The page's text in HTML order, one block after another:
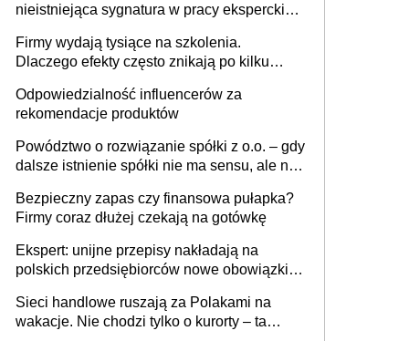
nieistniejąca sygnatura w pracy eksperckiej -
firmie
Firmy wydają tysiące na szkolenia.
Dlaczego efekty często znikają po kilku
Odpowiedzialność influencerów za
rekomendacje produktów
Powództwo o rozwiązanie spółki z o.o. – gdy
dalsze istnienie spółki nie ma sensu, ale nie
Bezpieczny zapas czy finansowa pułapka?
Firmy coraz dłużej czekają na gotówkę
Ekspert: unijne przepisy nakładają na
polskich przedsiębiorców nowe obowiązki w
Sieci handlowe ruszają za Polakami na
wakacje. Nie chodzi tylko o kurorty – ta